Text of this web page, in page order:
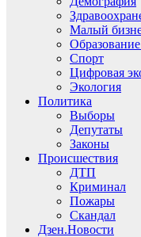
Малый
Спорт
Цифровая
Экология
Политика
Выборы
Депутаты
Законы
Происшествия
ДТП
Криминал
Пожары
Скандал
Дзен.Новости